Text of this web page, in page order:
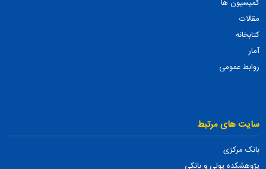
کمیسیون ها
مقالات
کتابخانه
آمار
روابط عمومی
سایت های مرتبط
بانک مرکزی
پژوهشکده پولی و بانکی